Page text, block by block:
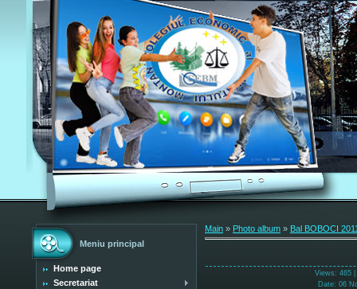
Meniu principal
Home page
Secretariat
Main » Photo album » Bal BOBOCI
Views: 465 |
Date: 06